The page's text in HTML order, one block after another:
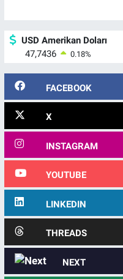
USD Amerikan Doları
47,7436
0.18%
FACEBOOK
X
INSTAGRAM
YOUTUBE
LINKEDIN
THREADS
NEXT